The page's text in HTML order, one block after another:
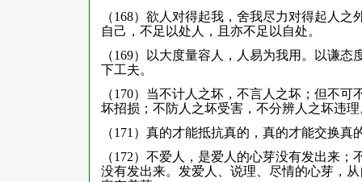
（168）欲人对得起我，舍我尽力对得起人
自己，不足以处人，且亦不足以自处。
（169）以大度量容人，人易为我用。以谦
下工夫。
（170）当不计人之坏，不言人之坏；但不
坏招损；不防人之坏受害，不分辨人之坏违理
（171）真的才能抵抗真的，真的才能交换
（172）不爱人，是爱人的心芽没有发出来
没有发出来。发爱人、说理、尽情的心芽，